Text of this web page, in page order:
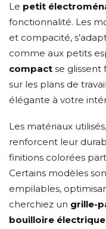
Le petit
fonctionnalité. Les
et compacité,
comme aux petits
compact se glissent
sur les plans de
élégante à votre
Les matériaux
renforcent leur
finitions colorées
Certains modèles
empilables,
cherchiez un grille-
bouilloire électrique